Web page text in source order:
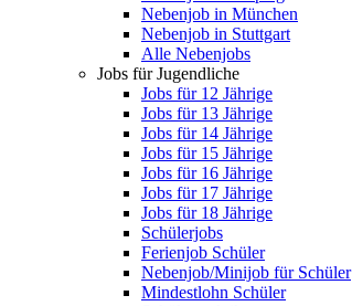
Nebenjob in München
Nebenjob in Stuttgart
Alle Nebenjobs
Jobs für Jugendliche
Jobs für 12 Jährige
Jobs für 13 Jährige
Jobs für 14 Jährige
Jobs für 15 Jährige
Jobs für 16 Jährige
Jobs für 17 Jährige
Jobs für 18 Jährige
Schülerjobs
Ferienjob Schüler
Nebenjob/Minijob für Schüler
Mindestlohn Schüler